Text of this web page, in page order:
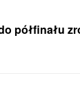
półfinału